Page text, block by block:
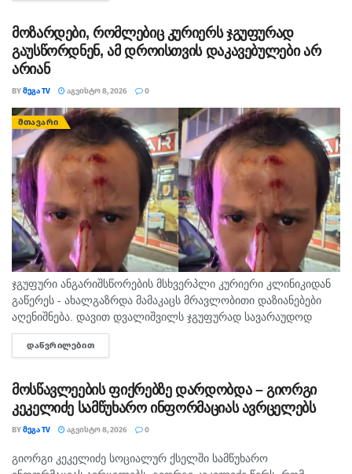
მოზარდები, რომლებიც კურიერს ჯგუფურად
გაუსწორდნენ, ამ დროისთვის დაკავებულები არ
არიან
BYᲛᲔᲒᲐ TV ᲐᲒᲕᲘᲡᲢᲝ 8, 2026 0
ᲛᲗᲐᲕᲐᲠᲘ
ჯგუფური ანგარიშსწორების მსხვერპლი კურიერი კლინიკიდან
გაწერეს - ახალგაზრდა მამაკაცს მრავლობითი დაზიანებები
აღენიშნება. დავით დვალიშვილს ჯგუფურად სავარაუდოდ
ხუთამდე მოზარდი გუშინ გაუსწორდა. ჯერ-ჯერობით
თავდამსხმელების დაკავების შესახებ ინფორმაცია არ
სამეთვალყურეო...
ᲓᲐᲬᲕᲠᲘᲚᲔᲑᲘᲗ
მოსწავლეების ფიქრებზე დარდობდა – გიორგი
კეკელიძე სამწუხარო ინფორმაციას ავრცელებს
BYᲛᲔᲒᲐ TV ᲐᲒᲕᲘᲡᲢᲝ 8, 2026 0
ᲛᲗᲐᲕᲐᲠᲘ
გიორგი კეკელიძე სოციალურ ქსელში სამწუხარო